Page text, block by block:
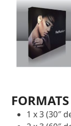
1 x 3 (30″